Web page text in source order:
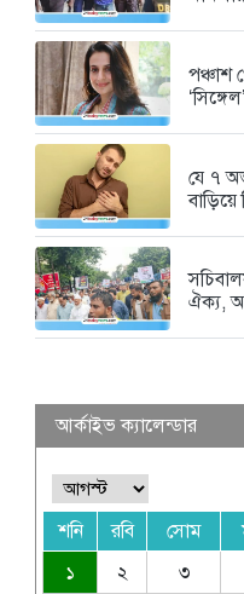
পঞ্চাশ
যে ৭
বাড়িয়ে
ঐক্য,
আর্কাইভ ক্যালেন্ডার
শনি রবি সোম
১ ২ ৩